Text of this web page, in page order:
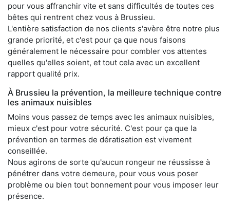
pour vous affranchir vite et sans difficultés de toutes ces
bêtes qui rentrent chez vous à Brussieu.
L'entière satisfaction de nos clients s'avère être notre plus
grande priorité, et c'est pour ça que nous faisons
généralement le nécessaire pour combler vos attentes
quelles qu'elles soient, et tout cela avec un excellent
rapport qualité prix.
À Brussieu la prévention, la meilleure technique contre
les animaux nuisibles
Moins vous passez de temps avec les animaux nuisibles,
mieux c'est pour votre sécurité. C'est pour ça que la
prévention en termes de dératisation est vivement
conseillée.
Nous agirons de sorte qu'aucun rongeur ne réussisse à
pénétrer dans votre demeure, pour vous vous poser
problème ou bien tout bonnement pour vous imposer leur
présence.